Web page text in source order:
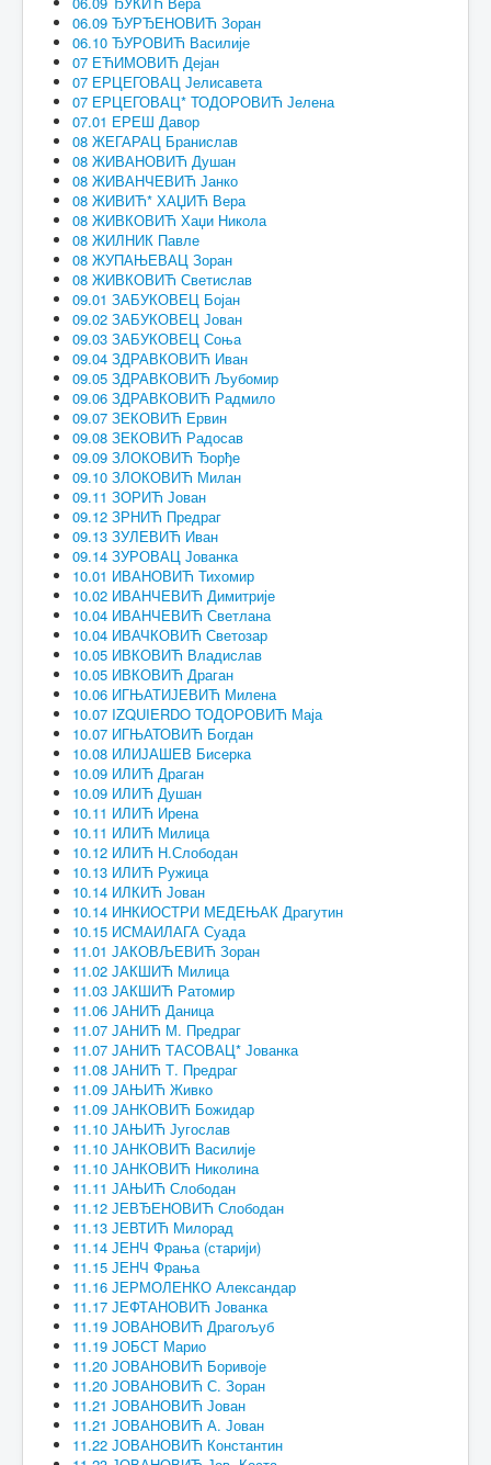
06.09 ЂУРЂЕНОВИЋ Зоран
06.10 ЂУРОВИЋ Василије
07 ЕЋИМОВИЋ Дејан
07 ЕРЦЕГОВАЦ Јелисавета
07 ЕРЦЕГОВАЦ* ТОДОРОВИЋ Јелена
07.01 ЕРЕШ Давор
08 ЖЕГАРАЦ Бранислав
08 ЖИВАНОВИЋ Душан
08 ЖИВАНЧЕВИЋ Јанко
08 ЖИВИЋ* ХАЏИЋ Вера
08 ЖИВКОВИЋ Хаџи Никола
08 ЖИЛНИК Павле
08 ЖУПАЊЕВАЦ Зоран
08 ЖИВКОВИЋ Светислав
09.01 ЗАБУКОВЕЦ Бојан
09.02 ЗАБУКОВЕЦ Јован
09.03 ЗАБУКОВЕЦ Соња
09.04 ЗДРАВКОВИЋ Иван
09.05 ЗДРАВКОВИЋ Љубомир
09.06 ЗДРАВКОВИЋ Радмило
09.07 ЗЕКОВИЋ Ервин
09.08 ЗЕКОВИЋ Радосав
09.09 ЗЛОКОВИЋ Ђорђе
09.10 ЗЛОКОВИЋ Милан
09.11 ЗОРИЋ Јован
09.12 ЗРНИЋ Предраг
09.13 ЗУЛЕВИЋ Иван
09.14 ЗУРОВАЦ Јованка
10.01 ИВАНОВИЋ Тихомир
10.02 ИВАНЧЕВИЋ Димитрије
10.04 ИВАНЧЕВИЋ Светлана
10.04 ИВАЧКОВИЋ Светозар
10.05 ИВКОВИЋ Владислав
10.05 ИВКОВИЋ Драган
10.06 ИГЊАТИЈЕВИЋ Милена
10.07 IZQUIERDO ТОДОРОВИЋ Маја
10.07 ИГЊАТОВИЋ Богдан
10.08 ИЛИЈАШЕВ Бисерка
10.09 ИЛИЋ Драган
10.09 ИЛИЋ Душан
10.11 ИЛИЋ Ирена
10.11 ИЛИЋ Милица
10.12 ИЛИЋ Н.Слободан
10.13 ИЛИЋ Ружица
10.14 ИЛКИЋ Јован
10.14 ИНКИОСТРИ МЕДЕЊАК Драгутин
10.15 ИСМАИЛАГА Суада
11.01 ЈАКОВЉЕВИЋ Зоран
11.02 ЈАКШИЋ Милица
11.03 ЈАКШИЋ Ратомир
11.06 ЈАНИЋ Даница
11.07 ЈАНИЋ М. Предраг
11.07 ЈАНИЋ ТАСОВАЦ* Јованка
11.08 ЈАНИЋ Т. Предраг
11.09 ЈАЊИЋ Живко
11.09 ЈАНКОВИЋ Божидар
11.10 ЈАЊИЋ Југослав
11.10 ЈАНКОВИЋ Василије
11.10 ЈАНКОВИЋ Николина
11.11 ЈАЊИЋ Слободан
11.12 ЈЕВЂЕНОВИЋ Слободан
11.13 ЈЕВТИЋ Милорад
11.14 ЈЕНЧ Фрања (старији)
11.15 ЈЕНЧ Фрања
11.16 ЈЕРМОЛЕНКО Александар
11.17 ЈЕФТАНОВИЋ Јованка
11.19 ЈОВАНОВИЋ Драгољуб
11.19 ЈОБСТ Марио
11.20 ЈОВАНОВИЋ Боривоје
11.20 ЈОВАНОВИЋ С. Зоран
11.21 ЈОВАНОВИЋ Јован
11.21 ЈОВАНОВИЋ А. Јован
11.22 ЈОВАНОВИЋ Константин